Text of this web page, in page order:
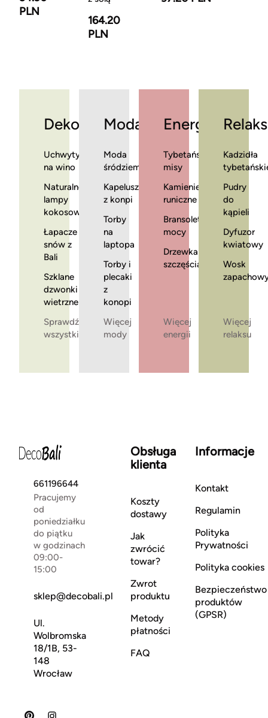
PLN
164.20
PLN
Dekoracje
Uchwyty
na wino
Naturalne
lampy
kokosowe
Łapacze
snów z
Bali
Szklane
dzwonki
wietrzne
Sprawdź
wszystkie
Moda
Moda
śródziemnomorska
Kapelusze
z konpi
Torby
na
laptopa
Torby i
plecaki
z
konopi
Więcej
mody
Energia
Tybetańskie
misy
Kamienie
runiczne
Bransoletki
mocy
Drzewka
szczęścia
Więcej
energii
Relaks
Kadzidła
Pudry
do
kąpieli
Dyfuzor
kwiatowy
Wosk
Więcej
relaksu
661196644
Pracujemy
od
poniedziałku
do piątku
w godzinach
09:00-
15:00
sklep@decobali.pl
Ul.
Wolbromska
18/1B, 53-
148
Wrocław
Obsługa
klienta
Koszty
dostawy
Jak
zwrócić
towar?
Zwrot
produktu
Metody
płatności
FAQ
Informacje
Kontakt
Regulamin
Polityka
Prywatności
Polityka cookies
Bezpieczeństwo
produktów
(GPSR)